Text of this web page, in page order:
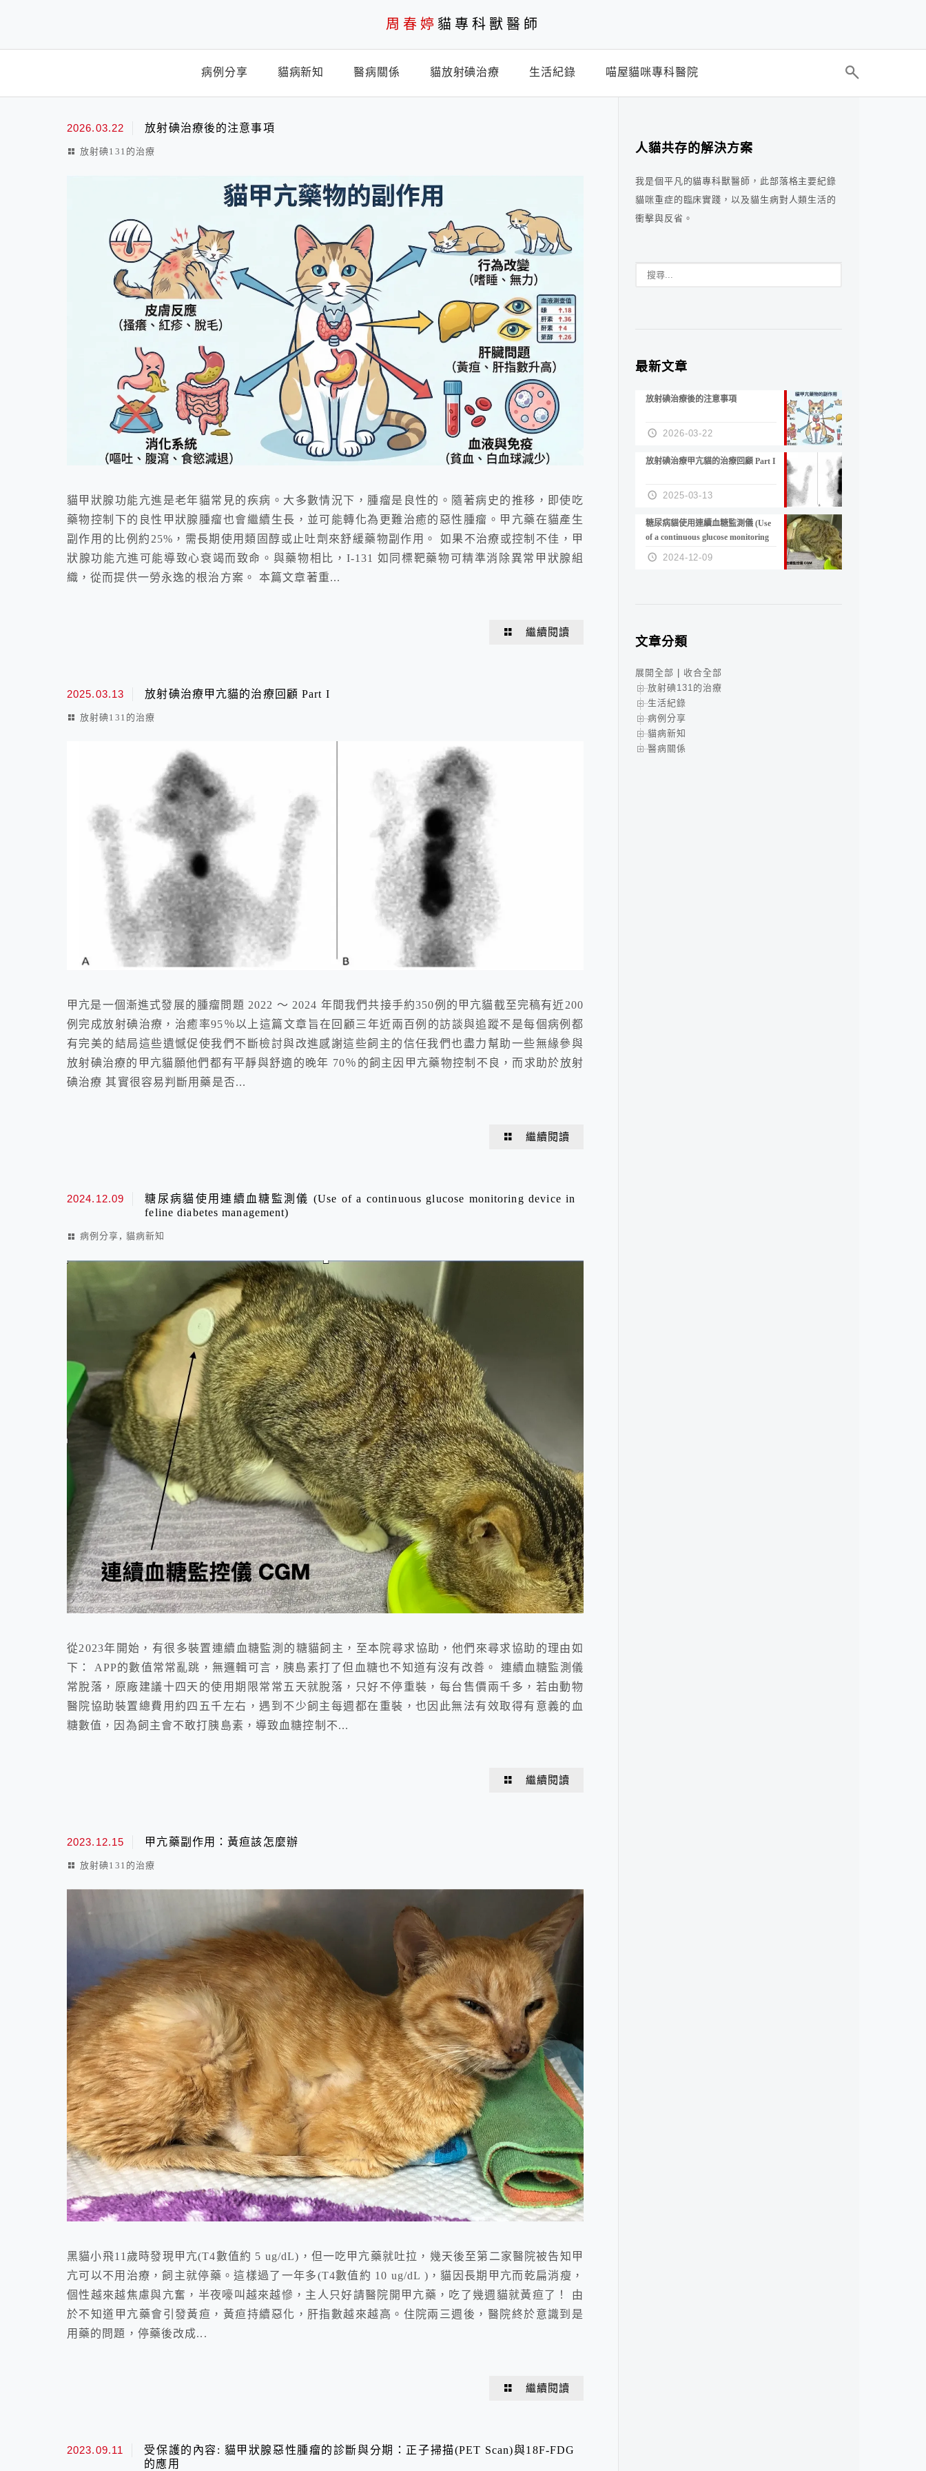
周春婷 貓專科獸醫師
病例分享 貓病新知 醫病關係 貓放射碘治療 生活紀錄 喵屋貓咪專科醫院
最新文章
2026.03.22 放射碘治療後的注意事項
放射碘131的治療
貓甲狀腺功能亢進是老年貓常見的疾病。大多數情況下，腫瘤是良性的。隨著病史的推移，即使吃
藥物控制下的良性甲狀腺腫瘤也會繼續生長，並可能轉化為更難治癒的惡性腫瘤。甲亢藥在貓產生
副作用的比例約25%，需長期使用類固醇或止吐劑來舒緩藥物副作用。 如果不治療或控制不佳，甲
狀腺功能亢進可能導致心衰竭而致命。與藥物相比，I-131 如同標靶藥物可精準消除異常甲狀腺組
織，從而提供一勞永逸的根治方案。 本篇文章著重...
繼續閱讀
2025.03.13 放射碘治療甲亢貓的治療回顧 Part I
放射碘131的治療
甲亢是一個漸進式發展的腫瘤問題 2022 ～ 2024 年間我們共接手約350例的甲亢貓截至完稿有近200
例完成放射碘治療，治癒率95％以上這篇文章旨在回顧三年近兩百例的訪談與追蹤不是每個病例都
有完美的結局這些遺憾促使我們不斷檢討與改進感謝這些飼主的信任我們也盡力幫助一些無緣參與
放射碘治療的甲亢貓願他們都有平靜與舒適的晚年 70％的飼主因甲亢藥物控制不良，而求助於放射
碘治療 其實很容易判斷用藥是否...
繼續閱讀
2024.12.09
糖尿病貓使用連續血糖監測儀 (Use of a continuous glucose monitoring device in
feline diabetes management)
病例分享 , 貓病新知
從2023年開始，有很多裝置連續血糖監測的糖貓飼主，至本院尋求協助，他們來尋求協助的理由如
下： APP的數值常常亂跳，無邏輯可言，胰島素打了但血糖也不知道有沒有改善。 連續血糖監測儀
常脫落，原廠建議十四天的使用期限常常五天就脫落，只好不停重裝，每台售價兩千多，若由動物
醫院協助裝置總費用約四五千左右，遇到不少飼主每週都在重裝，也因此無法有效取得有意義的血
糖數值，因為飼主會不敢打胰島素，導致血糖控制不...
繼續閱讀
2023.12.15 甲亢藥副作用：黃疸該怎麼辦
放射碘131的治療
黑貓小飛11歲時發現甲亢(T4數值約 5 ug/dL)，但一吃甲亢藥就吐拉，幾天後至第二家醫院被告知甲
亢可以不用治療，飼主就停藥。這樣過了一年多(T4數值約 10 ug/dL )，貓因長期甲亢而乾扁消瘦，
個性越來越焦慮與亢奮，半夜嚎叫越來越慘，主人只好請醫院開甲亢藥，吃了幾週貓就黃疸了！ 由
於不知道甲亢藥會引發黃疸，黃疸持續惡化，肝指數越來越高。住院兩三週後，醫院終於意識到是
用藥的問題，停藥後改成...
繼續閱讀
2023.09.11
受保護的內容: 貓甲狀腺惡性腫瘤的診斷與分期：正子掃描(PET Scan)與18F-FDG
的應用
人貓共存的解決方案
我是個平凡的貓專科獸醫師，此部落格主要紀錄
貓咪重症的臨床實踐，以及貓生病對人類生活的
衝擊與反省。
最新文章
放射碘治療後的注意事項
2026-03-22
放射碘治療甲亢貓的治療回顧 Part I
2025-03-13
糖尿病貓使用連續血糖監測儀 (Use
of a continuous glucose monitoring
device in feline diabetes
management)
2024-12-09
文章分類
展開全部
收合全部
放射碘131的治療
生活紀錄
病例分享
貓病新知
醫病關係